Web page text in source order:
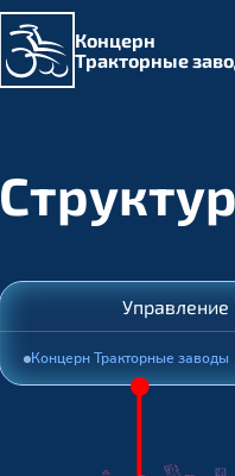
Концерн
Тракторные
Управление
Концерн Тракторные заводы